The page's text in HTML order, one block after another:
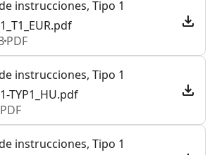
instrucciones, Tipo 1
PDF
instrucciones, Tipo 1
TYP1_HU.pdf
PDF
instrucciones, Tipo 1